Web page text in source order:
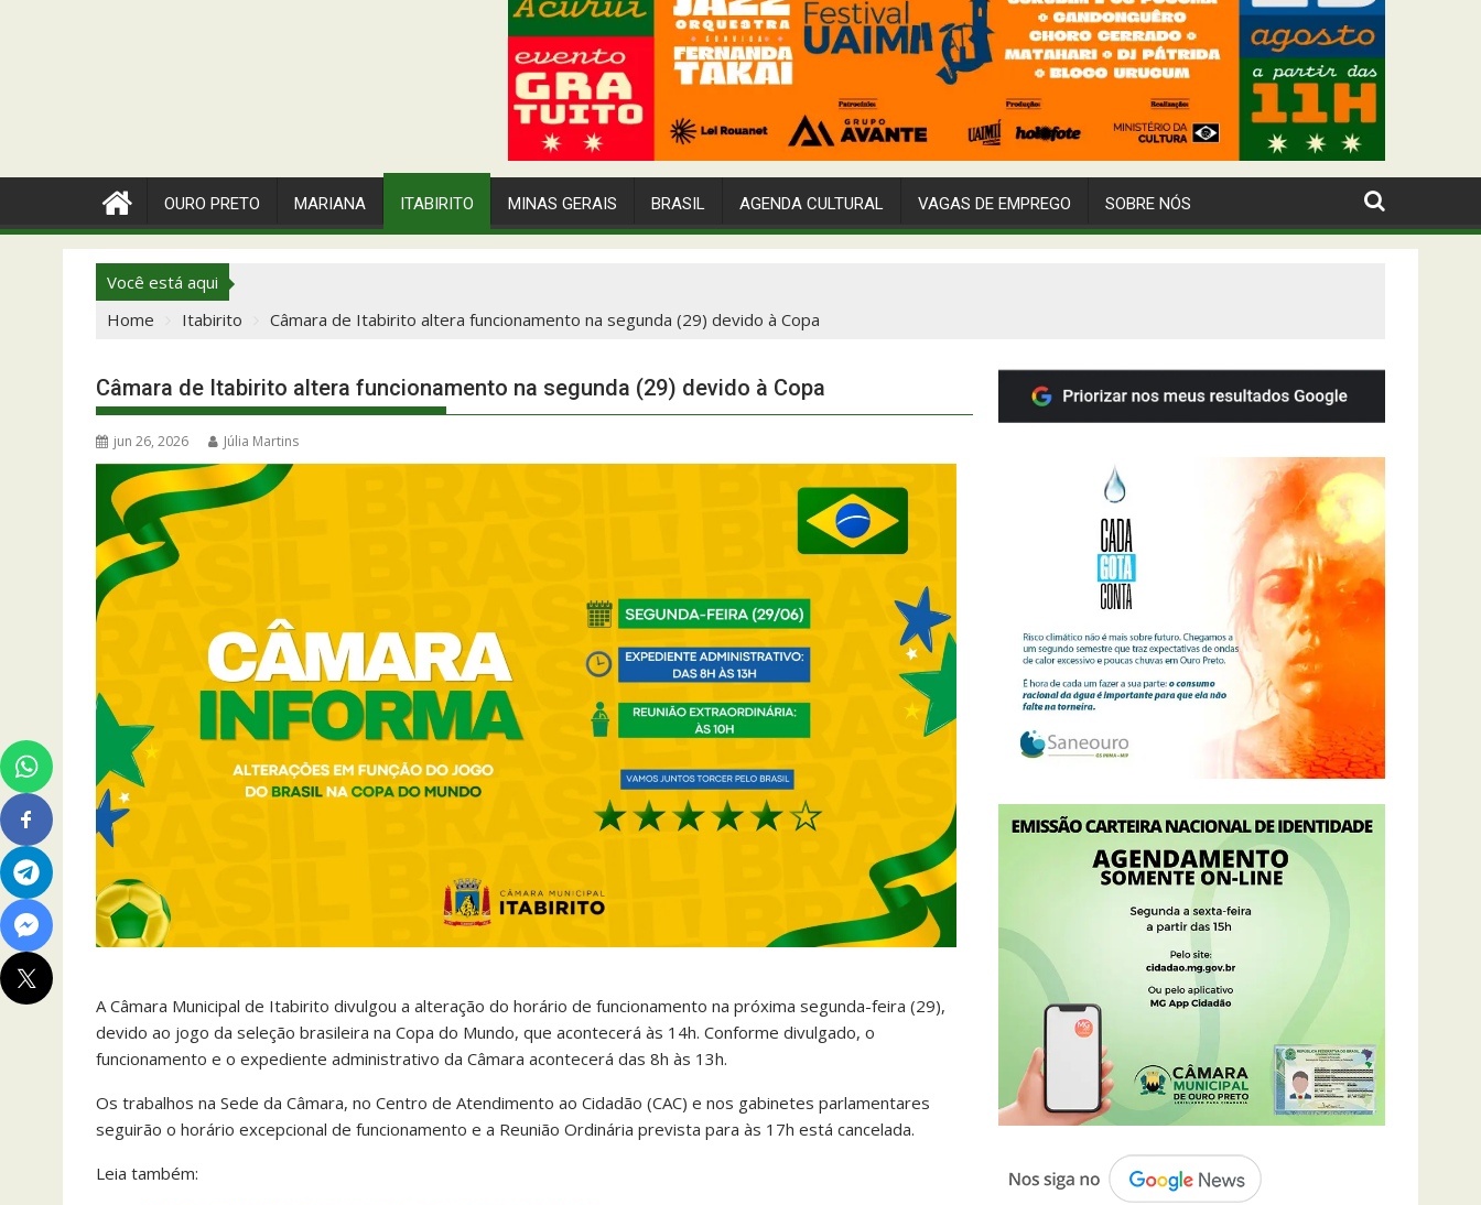
OURO PRETO MARIANA ITABIRITO MINAS GERAIS BRASIL AGENDA CULTURAL VAGAS DE EMPREGO SOBRE NÓS
Você está aqui
Home
Itabirito Câmara de Itabirito altera funcionamento na segunda (29) devido à Copa
Câmara de Itabirito altera funcionamento na segunda (29) devido à Copa
jun 26, 2026 Júlia Martins
A Câmara Municipal de Itabirito divulgou a alteração do horário de funcionamento na próxima segunda-feira (29),
devido ao jogo da seleção brasileira na Copa do Mundo, que acontecerá às 14h. Conforme divulgado, o
funcionamento e o expediente administrativo da Câmara acontecerá das 8h às 13h.
Os trabalhos na Sede da Câmara, no Centro de Atendimento ao Cidadão (CAC) e nos gabinetes parlamentares
seguirão o horário excepcional de funcionamento e a Reunião Ordinária prevista para às 17h está cancelada.
Leia também: